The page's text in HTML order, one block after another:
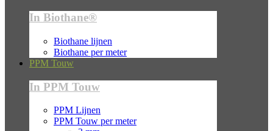
In Biothane®
Biothane lijnen
Biothane per meter
PPM Touw
In PPM Touw
PPM Lijnen
PPM Touw per meter